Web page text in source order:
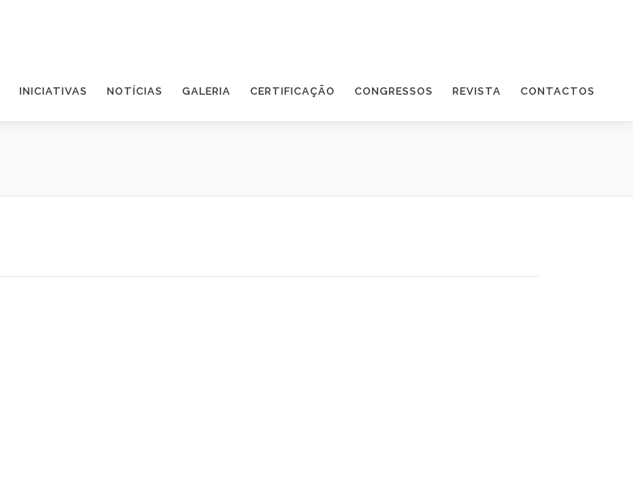
INICIATIVAS NOTÍCIAS GALERIA CERTIFICAÇÃO CONGRESSOS REVISTA CONTACTOS